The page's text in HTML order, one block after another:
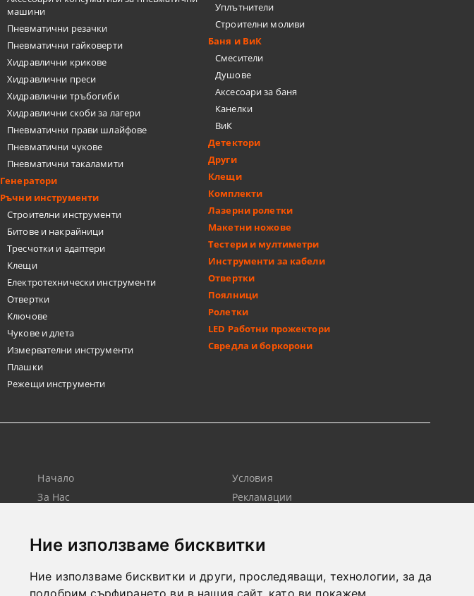
Ние използваме бисквитки
Ние използваме бисквитки и други, проследяващи, технологии, за да
подобрим сърфирането ви в нашия сайт, като ви покажем
машини
Пневматични резачки
Пневматични гайковерти
Хидравлични крикове
Хидравлични преси
Хидравлични тръбогиби
Хидравлични скоби за лагери
Пневматични прави шлайфове
Пневматични чукове
Пневматични такаламити
Генератори
Ръчни инструменти
Строителни инструменти
Битове и накрайници
Тресчотки и адаптери
Клещи
Електротехнически инструменти
Отвертки
Ключове
Чукове и длета
Измервателни инструменти
Плашки
Режещи инструменти
Уплътнители
Строителни моливи
Баня и ВиК
Смесители
Душове
Аксесоари за баня
Канелки
ВиК
Детектори
Други
Клещи
Комплекти
Лазерни ролетки
Макетни ножове
Тестери и мултиметри
Инструменти за кабели
Отвертки
Поялници
Ролетки
LED Работни прожектори
Свредла и боркорони
Начало
За Нас
Лични Данни
Условия
Рекламации